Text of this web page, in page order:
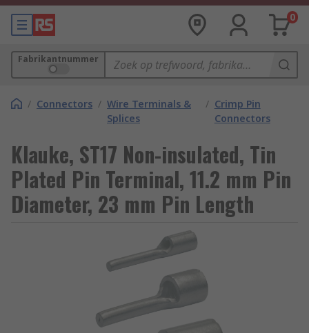
0
Fabrikantnummer
/ Connectors / Wire Terminals &
Splices
/ Crimp Pin
Connectors
Klauke, ST17 Non-insulated, Tin
Plated Pin Terminal, 11.2 mm Pin
Diameter, 23 mm Pin Length